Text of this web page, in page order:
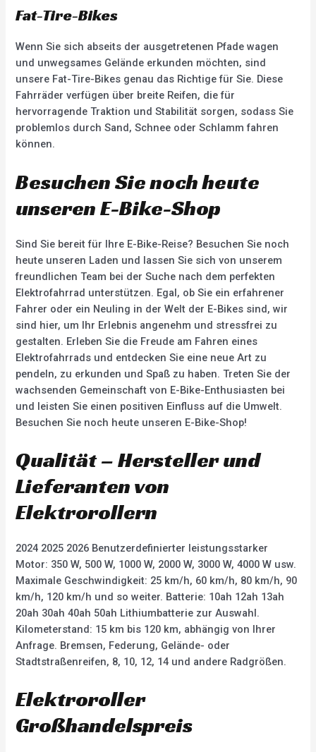
Fat-Tire-Bikes
Wenn Sie sich abseits der ausgetretenen Pfade wagen
und unwegsames Gelände erkunden möchten, sind
unsere Fat-Tire-Bikes genau das Richtige für Sie. Diese
Fahrräder verfügen über breite Reifen, die für
hervorragende Traktion und Stabilität sorgen, sodass Sie
problemlos durch Sand, Schnee oder Schlamm fahren
können.
Besuchen Sie noch heute
unseren E-Bike-Shop
Sind Sie bereit für Ihre E-Bike-Reise? Besuchen Sie noch
heute unseren Laden und lassen Sie sich von unserem
freundlichen Team bei der Suche nach dem perfekten
Elektrofahrrad unterstützen. Egal, ob Sie ein erfahrener
Fahrer oder ein Neuling in der Welt der E-Bikes sind, wir
sind hier, um Ihr Erlebnis angenehm und stressfrei zu
gestalten. Erleben Sie die Freude am Fahren eines
Elektrofahrrads und entdecken Sie eine neue Art zu
pendeln, zu erkunden und Spaß zu haben. Treten Sie der
wachsenden Gemeinschaft von E-Bike-Enthusiasten bei
und leisten Sie einen positiven Einfluss auf die Umwelt.
Besuchen Sie noch heute unseren E-Bike-Shop!
Qualität – Hersteller und
Lieferanten von
Elektrorollern
2024 2025 2026 Benutzerdefinierter leistungsstarker
Motor: 350 W, 500 W, 1000 W, 2000 W, 3000 W, 4000 W usw.
Maximale Geschwindigkeit: 25 km/h, 60 km/h, 80 km/h, 90
km/h, 120 km/h und so weiter. Batterie: 10ah 12ah 13ah
20ah 30ah 40ah 50ah Lithiumbatterie zur Auswahl.
Kilometerstand: 15 km bis 120 km, abhängig von Ihrer
Anfrage. Bremsen, Federung, Gelände- oder
Stadtstraßenreifen, 8, 10, 12, 14 und andere Radgrößen.
Elektroroller
Großhandelspreis